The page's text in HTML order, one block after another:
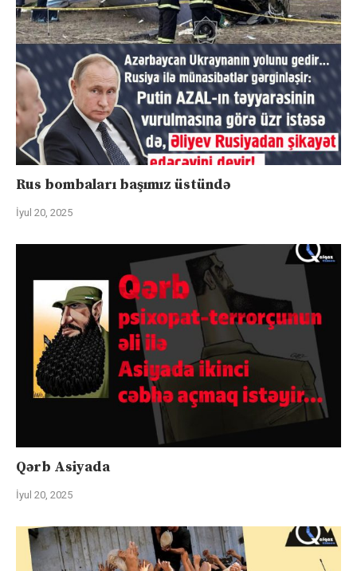
Rus bombaları başımız üstündə
İyul 20, 2025
Qərb Asiyada
İyul 20, 2025